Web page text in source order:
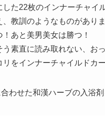
した22枚のインナーチャイ
、教訓のようなものがあり
あと美男美女は勝つ！
素直に読み取れない、お
をインナーチャイルドカ
わせた和漢ハーブの入浴